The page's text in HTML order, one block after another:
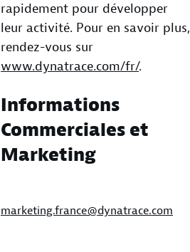
rapidement pour développer
leur activité. Pour en savoir plus,
rendez-vous sur
www.dynatrace.com/fr/.
Informations
Commerciales et
Marketing
marketing.france@dynatrace.com